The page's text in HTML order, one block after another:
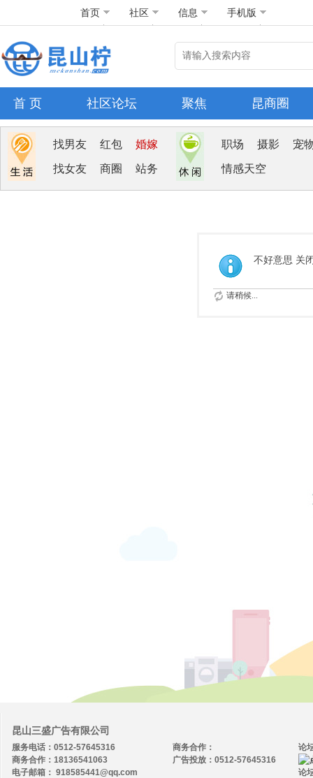
首页 社区 信息 手机版
首 页 社区论坛 聚焦 昆商圈
找男友 红包 婚嫁
找女友 商圈 站务
职场 摄影 宠
情感天空
不好意思 关
请稍候...
昆山三盛广告有限公司
服务电话：0512-57645316
商务合作：18136541063
电子邮箱： 918585441@qq.com
论
论
商务合作：
广告投放：0512-57645316